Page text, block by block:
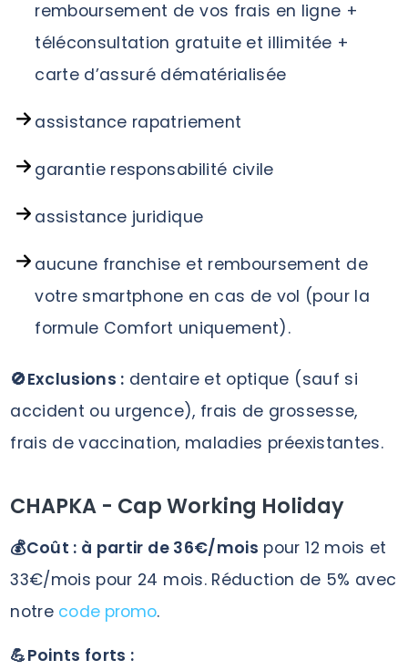
remboursement de vos frais en ligne +
téléconsultation gratuite et illimitée +
carte d’assuré dématérialisée
assistance rapatriement
garantie responsabilité civile
assistance juridique
aucune franchise et remboursement de
votre smartphone en cas de vol (pour la
formule Comfort uniquement).
🚫Exclusions : dentaire et optique (sauf si
accident ou urgence), frais de grossesse,
frais de vaccination, maladies préexistantes.
CHAPKA - Cap Working Holiday
💰Coût : à partir de 36€/mois pour 12 mois et
33€/mois pour 24 mois. Réduction de 5% avec
notre code promo.
💪Points forts :